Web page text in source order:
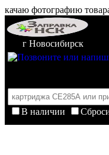
качаю фотографию
г Новосибирск
В наличии